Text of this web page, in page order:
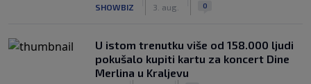
SHOWBIZ 3. aug. 0
U istom trenutku više od 158.000 ljudi
pokušalo kupiti kartu za koncert Dine
Merlina u Kraljevu